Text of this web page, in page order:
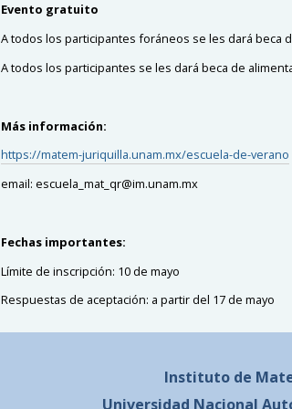
Evento gratuito
A todos los participantes foráneos se les dará beca
A todos los participantes se les dará beca de
Más información:
https://matem-juriquilla.unam.mx/escuela-de-verano
email: escuela_mat_qr@im.unam.mx
Fechas importantes:
Límite de inscripción: 10 de mayo
Respuestas de aceptación: a partir del 17 de mayo
Instituto de
Universidad Nacional